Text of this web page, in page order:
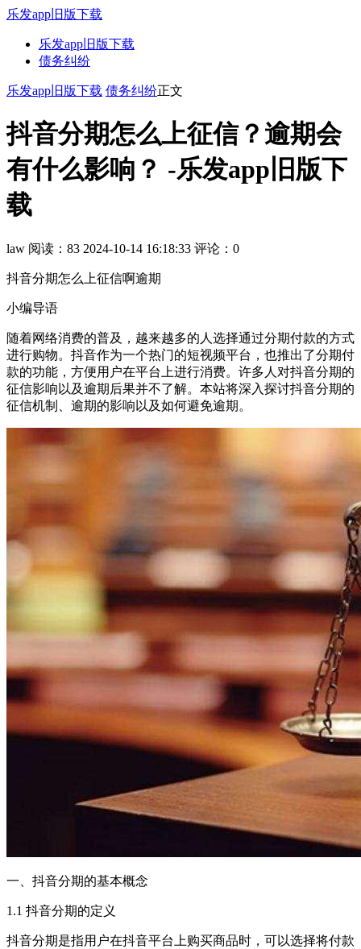
乐发app旧版下载
乐发app旧版下载
债务纠纷
乐发app旧版下载 债务纠纷正文
抖音分期怎么上征信？逾期会
有什么影响？ -乐发app旧版下
载
law 阅读：83 2024-10-14 16:18:33 评论：0
抖音分期怎么上征信啊逾期
小编导语
随着网络消费的普及，越来越多的人选择通过分期付款的方式
进行购物。抖音作为一个热门的短视频平台，也推出了分期付
款的功能，方便用户在平台上进行消费。许多人对抖音分期的
征信影响以及逾期后果并不了解。本站将深入探讨抖音分期的
征信机制、逾期的影响以及如何避免逾期。
一、抖音分期的基本概念
1.1 抖音分期的定义
抖音分期是指用户在抖音平台上购买商品时，可以选择将付款